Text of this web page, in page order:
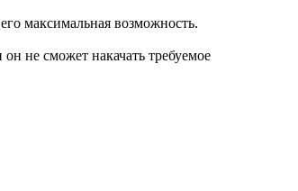
максимальная возможность.
не сможет накачать требуемое